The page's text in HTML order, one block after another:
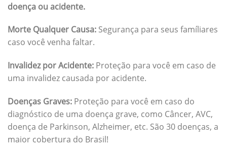
doença ou acidente.
Morte Qualquer Causa: Segurança para seus famíliares
caso você venha faltar.
Invalidez por Acidente: Proteção para você em caso de
uma invalidez causada por acidente.
Doenças Graves: Proteção para você em caso do
diagnóstico de uma doença grave, como Câncer, AVC,
doença de Parkinson, Alzheimer, etc. São 30 doenças, a
maior cobertura do Brasil!